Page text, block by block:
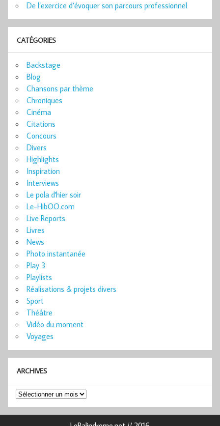
De l’exercice d’évoquer son parcours professionnel
CATÉGORIES
Backstage
Blog
Chansons par thème
Chroniques
Cinéma
Citations
Concours
Divers
Highlights
Inspiration
Interviews
Le pola d'hier soir
Le-HibOO.com
Live Reports
Livres
News
Photo instantanée
Play 3
Playlists
Réalisations & projets divers
Sport
Théâtre
Vidéo du moment
Voyages
ARCHIVES
Archives